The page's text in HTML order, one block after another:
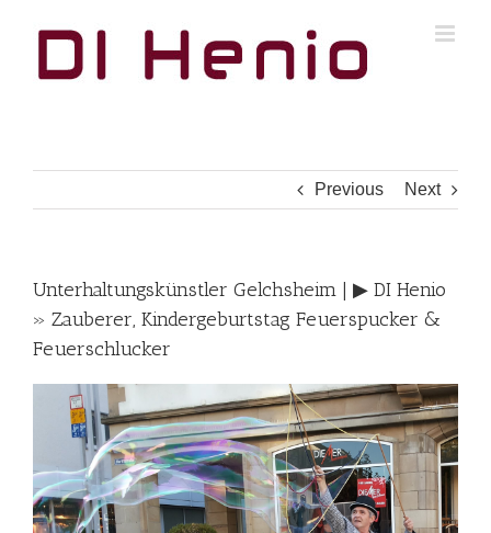
Previous Next
Unterhaltungskünstler Gelchsheim | ▶︎ DI Henio
» Zauberer, Kindergeburtstag Feuerspucker &
Feuerschlucker